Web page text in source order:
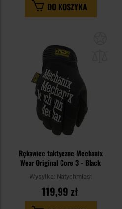
DO KOSZYKA
Rękawice taktyczne Mechanix
Wear Original Core 3 - Black
Wysyłka: Natychmiast
119,99 zł